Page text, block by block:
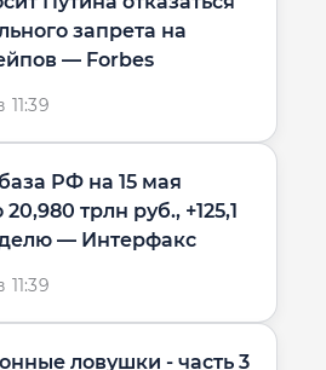
запрета на
продажу вейпов — Forbes
РФ на 15 мая
трлн руб., +125,1
млрд за неделю — Интерфакс
ловушки - часть 3